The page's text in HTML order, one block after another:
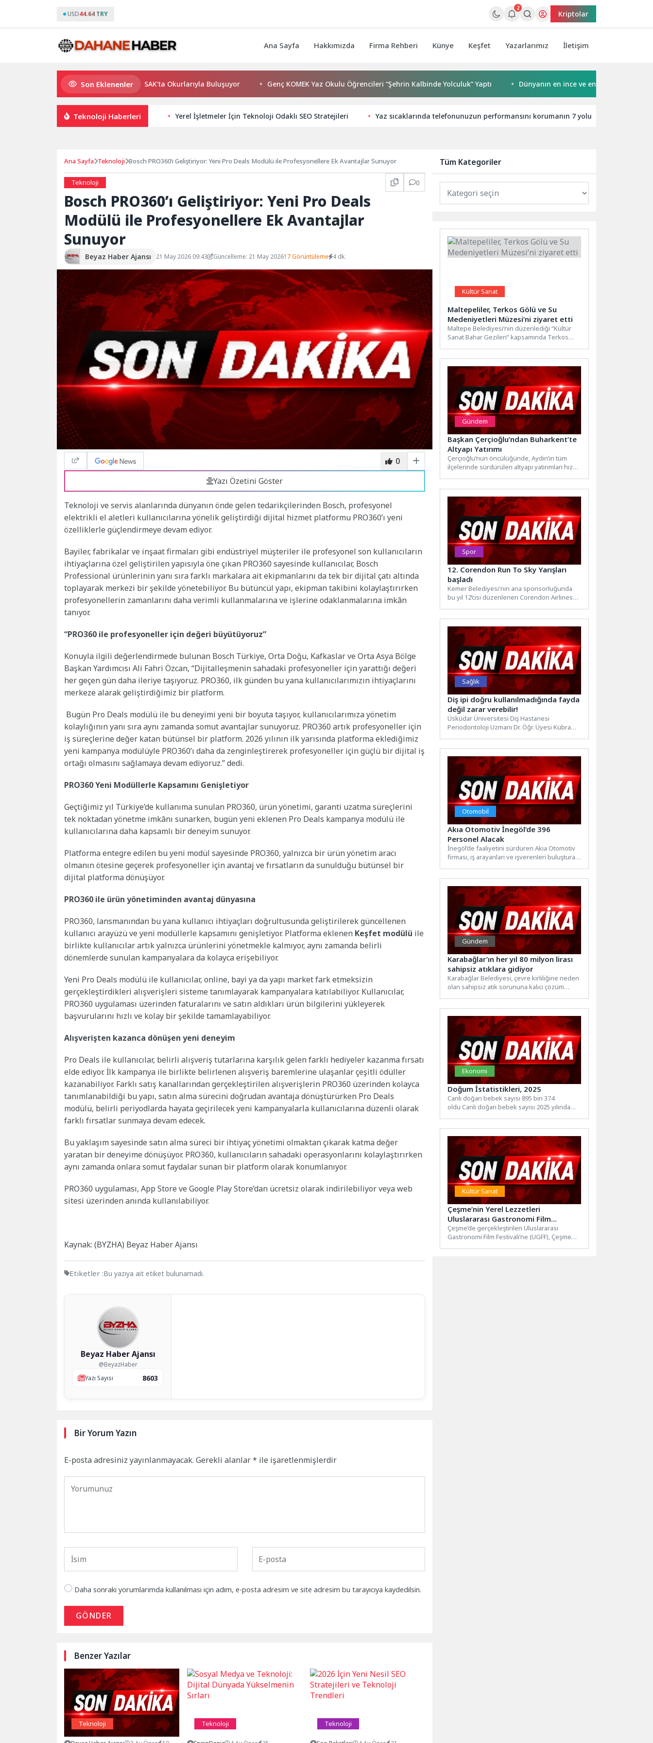
USD44.64 TRY
2
Kriptolar
Ana Sayfa Hakkımızda Firma Rehberi Künye Keşfet Yazarlarımız İletişim
Son Eklenenler
Usta Yazar Burhan Sönmez TESAK’ta Okurlarıyla Buluşuyor Genç KOMEK Yaz Okulu Öğrencileri “Şehrin Kalbinde Yolculuk” Yaptı Dünyanın en ince ve en güçlü katlanabilir amiral
Teknoloji Haberleri Yerel İşletmeler İçin Teknoloji Odaklı SEO Stratejileri Yaz sıcaklarında telefonunuzun performansını korumanın 7 yolu
Ana Sayfa Teknoloji Bosch PRO360’ı Geliştiriyor: Yeni Pro Deals Modülü ile Profesyonellere Ek Avantajlar Sunuyor
Teknoloji 0
Bosch PRO360’ı Geliştiriyor: Yeni Pro Deals
Modülü ile Profesyonellere Ek Avantajlar
Sunuyor
Beyaz Haber Ajansı 21 May 2026 09:43 Güncelleme: 21 May 202617 Görüntüleme 4 dk.
0
Yazı Özetini Göster
Teknoloji ve servis alanlarında dünyanın önde gelen tedarikçilerinden Bosch, profesyonel
elektrikli el aletleri kullanıcılarına yönelik geliştirdiği dijital hizmet platformu PRO360’ı yeni
özelliklerle güçlendirmeye devam ediyor.
Bayiler, fabrikalar ve inşaat firmaları gibi endüstriyel müşteriler ile profesyonel son kullanıcıların
ihtiyaçlarına özel geliştirilen yapısıyla öne çıkan PRO360 sayesinde kullanıcılar, Bosch
Professional ürünlerinin yanı sıra farklı markalara ait ekipmanlarını da tek bir dijital çatı altında
toplayarak merkezi bir şekilde yönetebiliyor. Bu bütüncül yapı, ekipman takibini kolaylaştırırken
profesyonellerin zamanlarını daha verimli kullanmalarına ve işlerine odaklanmalarına imkân
tanıyor.
“PRO360 ile profesyoneller için değeri büyütüyoruz”
Konuyla ilgili değerlendirmede bulunan Bosch Türkiye, Orta Doğu, Kafkaslar ve Orta Asya Bölge
Başkan Yardımcısı Ali Fahri Özcan, “Dijitalleşmenin sahadaki profesyoneller için yarattığı değeri
her geçen gün daha ileriye taşıyoruz. PRO360, ilk günden bu yana kullanıcılarımızın ihtiyaçlarını
merkeze alarak geliştirdiğimiz bir platform.
Bugün Pro Deals modülü ile bu deneyimi yeni bir boyuta taşıyor, kullanıcılarımıza yönetim
kolaylığının yanı sıra aynı zamanda somut avantajlar sunuyoruz. PRO360 artık profesyoneller için
iş süreçlerine değer katan bütünsel bir platform. 2026 yılının ilk yarısında platforma eklediğimiz
yeni kampanya modülüyle PRO360’ı daha da zenginleştirerek profesyoneller için güçlü bir dijital iş
ortağı olmasını sağlamaya devam ediyoruz.” dedi.
PRO360 Yeni Modüllerle Kapsamını Genişletiyor
Geçtiğimiz yıl Türkiye’de kullanıma sunulan PRO360, ürün yönetimi, garanti uzatma süreçlerini
tek noktadan yönetme imkânı sunarken, bugün yeni eklenen Pro Deals kampanya modülü ile
kullanıcılarına daha kapsamlı bir deneyim sunuyor.
Platforma entegre edilen bu yeni modül sayesinde PRO360, yalnızca bir ürün yönetim aracı
olmanın ötesine geçerek profesyoneller için avantaj ve fırsatların da sunulduğu bütünsel bir
dijital platforma dönüşüyor.
PRO360 ile ürün yönetiminden avantaj dünyasına
PRO360, lansmanından bu yana kullanıcı ihtiyaçları doğrultusunda geliştirilerek güncellenen
kullanıcı arayüzü ve yeni modüllerle kapsamını genişletiyor. Platforma eklenen Keşfet modülü ile
birlikte kullanıcılar artık yalnızca ürünlerini yönetmekle kalmıyor, aynı zamanda belirli
dönemlerde sunulan kampanyalara da kolayca erişebiliyor.
Yeni Pro Deals modülü ile kullanıcılar, online, bayi ya da yapı market fark etmeksizin
gerçekleştirdikleri alışverişleri sisteme tanımlayarak kampanyalara katılabiliyor. Kullanıcılar,
PRO360 uygulaması üzerinden faturalarını ve satın aldıkları ürün bilgilerini yükleyerek
başvurularını hızlı ve kolay bir şekilde tamamlayabiliyor.
Alışverişten kazanca dönüşen yeni deneyim
Pro Deals ile kullanıcılar, belirli alışveriş tutarlarına karşılık gelen farklı hediyeler kazanma fırsatı
elde ediyor. İlk kampanya ile birlikte belirlenen alışveriş baremlerine ulaşanlar çeşitli ödüller
kazanabiliyor. Farklı satış kanallarından gerçekleştirilen alışverişlerin PRO360 üzerinden kolayca
tanımlanabildiği bu yapı, satın alma sürecini doğrudan avantaja dönüştürürken Pro Deals
modülü, belirli periyodlarda hayata geçirilecek yeni kampanyalarla kullanıcılarına düzenli olarak
farklı fırsatlar sunmaya devam edecek.
Bu yaklaşım sayesinde satın alma süreci bir ihtiyaç yönetimi olmaktan çıkarak katma değer
yaratan bir deneyime dönüşüyor. PRO360, kullanıcıların sahadaki operasyonlarını kolaylaştırırken
aynı zamanda onlara somut faydalar sunan bir platform olarak konumlanıyor.
PRO360 uygulaması, App Store ve Google Play Store’dan ücretsiz olarak indirilebiliyor veya web
sitesi üzerinden anında kullanılabiliyor.
Kaynak: (BYZHA) Beyaz Haber Ajansı
Etiketler :Bu yazıya ait etiket bulunamadı.
Beyaz Haber Ajansı
@BeyazHaber
Yazı Sayısı
8603
Bir Yorum Yazın
E-posta adresiniz yayınlanmayacak. Gerekli alanlar* ile işaretlenmişlerdir
Daha sonraki yorumlarımda kullanılması için adım, e-posta adresim ve site adresim bu tarayıcıya kaydedilsin.
GÖNDER
Benzer Yazılar
Teknoloji Teknoloji Teknoloji
Tüm Kategoriler
Kültür Sanat
Maltepeliler, Terkos Gölü ve Su
Medeniyetleri Müzesi’ni ziyaret etti
Maltepe Belediyesi’nin düzenlediği “Kültür
Sanat Bahar Gezileri” kapsamında Terkos
Gündem
Başkan Çerçioğlu’ndan Buharkent’te
Altyapı Yatırımı
Çerçioğlu’nun öncülüğünde, Aydın’ın tüm
ilçelerinde sürdürülen altyapı yatırımları hız
Spor
12. Corendon Run To Sky Yarışları
başladı
Kemer Belediyesi'nin ana sponsorluğunda
bu yıl 12’cisi düzenlenen Corendon Airlines
Sağlık
Diş ipi doğru kullanılmadığında fayda
değil zarar verebilir!
Üsküdar Üniversitesi Diş Hastanesi
Periodontoloji Uzmanı Dr. Öğr. Üyesi Kübra
Otomobil
Akıa Otomotiv İnegöl’de 396
Personel Alacak
İnegöl’de faaliyetini sürdüren Akıa Otomotiv
firması, iş arayanları ve işverenleri buluşturan
Gündem
Karabağlar’ın her yıl 80 milyon lirası
sahipsiz atıklara gidiyor
Karabağlar Belediyesi, çevre kirliliğine neden
olan sahipsiz atık sorununa kalıcı çözüm
Ekonomi
Doğum İstatistikleri, 2025
Canlı doğan bebek sayısı 895 bin 374
oldu Canlı doğan bebek sayısı 2025 yılında
Kültür Sanat
Çeşme’nin Yerel Lezzetleri
Uluslararası Gastronomi Film
Festivali’nde Buluştu!
Çeşme’de gerçekleştirilen Uluslararası
Gastronomi Film Festivali’ne (UGFF), Çeşme